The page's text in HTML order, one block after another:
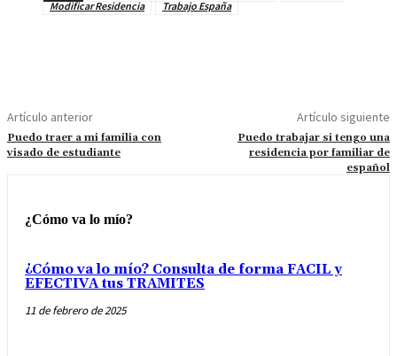
Modificar Residencia Trabajo España
Artículo anterior
Puedo traer a mi familia con
visado de estudiante
Artículo siguiente
Puedo trabajar si tengo una
residencia por familiar de
español
¿Cómo va lo mío?
¿Cómo va lo mío? Consulta de forma FACIL y
EFECTIVA tus TRAMITES
11 de febrero de 2025